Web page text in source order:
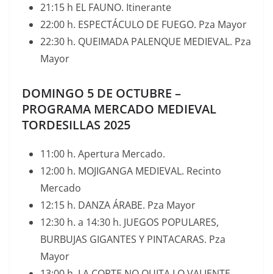
21:15 h EL FAUNO. Itinerante
22:00 h. ESPECTÁCULO DE FUEGO. Pza Mayor
22:30 h. QUEIMADA PALENQUE MEDIEVAL. Pza
Mayor
DOMINGO 5 DE OCTUBRE –
PROGRAMA MERCADO MEDIEVAL
TORDESILLAS 2025
11:00 h. Apertura Mercado.
12:00 h. MOJIGANGA MEDIEVAL. Recinto
Mercado
12:15 h. DANZA ÁRABE. Pza Mayor
12:30 h. a 14:30 h. JUEGOS POPULARES,
BURBUJAS GIGANTES Y PINTACARAS. Pza
Mayor